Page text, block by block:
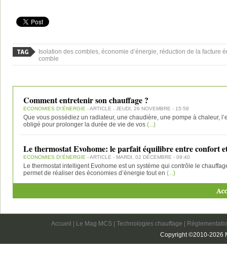
Isolation des combles, économie d’énergie, réduction de la facture
comble
Comment entretenir son chauffage ?
ECONOMIES D\'ÉNERGIE - ARTICLE - JEUDI, 26 NOVEMBRE - 15:58
Que vous possédiez un radiateur, une chaudière, une pompe à chaleur,
obligé pour prolonger la durée de vie de vos (...)
Le thermostat Evohome: le parfait équilibre entre confort
ECONOMIES D\'ÉNERGIE - ARTICLE - MARDI, 02 DÉCEMBRE - 09:40
Le thermostat intelligent Evohome est un système qui contrôle le
permet de réaliser des économies d’énergie tout en (...)
Accueil Le Mag MCS |Technologies chauffage
Copyright ©2010-2026